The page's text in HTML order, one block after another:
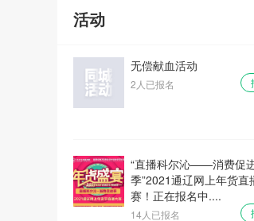
活动
“直播科尔沁——消费促
黄埔特训
0人已报名